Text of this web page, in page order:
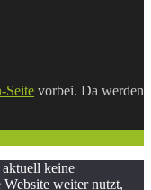
Seite vorbei. Da werden
keine
weiter nutzt,